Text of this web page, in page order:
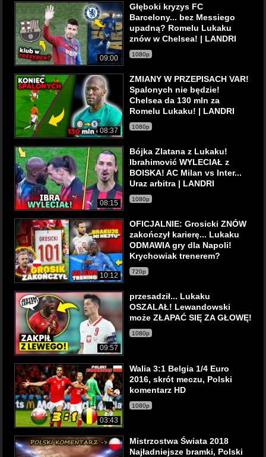
09:00
Głęboki kryzys FC
Barcelony... bez Messiego
upadną? Romelu Lukaku
znów w Chelsea! | LANDRI
1080p
08:37
ZMIANY W PRZEPISACH VAR!
Spalonych nie będzie!
Chelsea da 130 mln za
Romelu Lukaku! | LANDRI
1080p
08:15
Bójka Zlatana z Lukaku!
Ibrahimović WYLECIAŁ z
BOISKA! AC Milan vs Inter...
Uraz arbitra | LANDRI
1080p
10:12
OFICJALNIE: Grosicki ZNÓW
zakończył karierę... Lukaku
ODMAWIA gry dla Napoli!
Krychowiak trenerem?
720p
09:57
przesadził... Lukaku
OSZALAŁ! Lewandowski
może ZŁAPAĆ SIĘ ZA GŁOWĘ!
1080p
03:43
Walia 3:1 Belgia 1/4 Euro
2016, skrót meczu, Polski
komentarz HD
1080p
Mistrzostwa Świata 2018
Najładniejsze bramki, Polski